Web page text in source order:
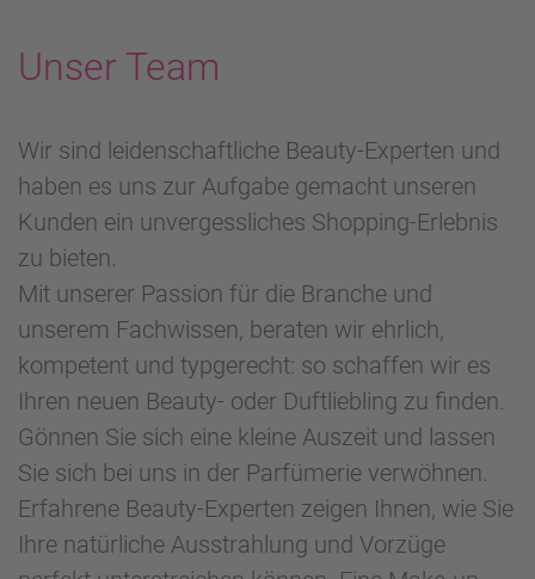
Unser Team
Wir sind leidenschaftliche Beauty-Experten und
haben es uns zur Aufgabe gemacht unseren
Kunden ein unvergessliches Shopping-Erlebnis
zu bieten.
Mit unserer Passion für die Branche und
unserem Fachwissen, beraten wir ehrlich,
kompetent und typgerecht: so schaffen wir es
Ihren neuen Beauty- oder Duftliebling zu finden.
Gönnen Sie sich eine kleine Auszeit und lassen
Sie sich bei uns in der Parfümerie verwöhnen.
Erfahrene Beauty-Experten zeigen Ihnen, wie Sie
Ihre natürliche Ausstrahlung und Vorzüge